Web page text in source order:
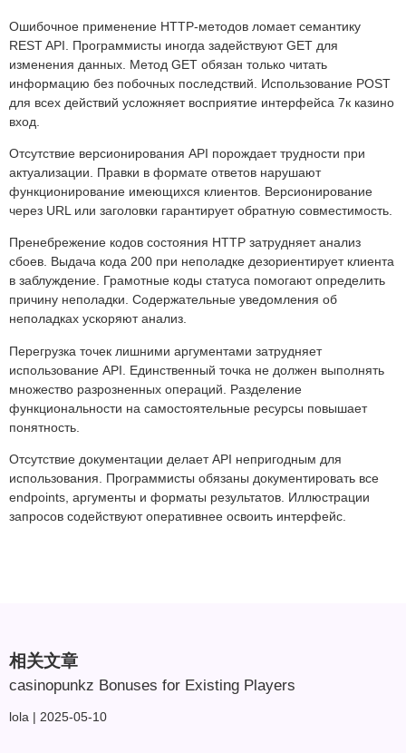
Ошибочное применение HTTP-методов ломает семантику
REST API. Программисты иногда задействуют GET для
изменения данных. Метод GET обязан только читать
информацию без побочных последствий. Использование POST
для всех действий усложняет восприятие интерфейса 7к казино
вход.
Отсутствие версионирования API порождает трудности при
актуализации. Правки в формате ответов нарушают
функционирование имеющихся клиентов. Версионирование
через URL или заголовки гарантирует обратную совместимость.
Пренебрежение кодов состояния HTTP затрудняет анализ
сбоев. Выдача кода 200 при неполадке дезориентирует клиента
в заблуждение. Грамотные коды статуса помогают определить
причину неполадки. Содержательные уведомления об
неполадках ускоряют анализ.
Перегрузка точек лишними аргументами затрудняет
использование API. Единственный точка не должен выполнять
множество разрозненных операций. Разделение
функциональности на самостоятельные ресурсы повышает
понятность.
Отсутствие документации делает API непригодным для
использования. Программисты обязаны документировать все
endpoints, аргументы и форматы результатов. Иллюстрации
запросов содействуют оперативнее освоить интерфейс.
相关文章
casinopunkz Bonuses for Existing Players
lola 2025-05-10